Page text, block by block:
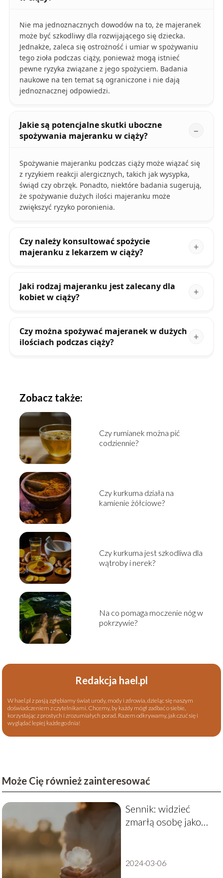
Nie ma jednoznacznych dowodów na to, że majeranek
może być szkodliwy dla rozwijającego się dziecka.
Jednakże, zaleca się ostrożność i umiar w spożywaniu
tego zioła podczas ciąży, ponieważ mogą istnieć
pewne ryzyka związane z jego spożyciem. Badania
naukowe na ten temat są ograniczone i nie dają
jednoznacznej odpowiedzi.
Jakie są potencjalne skutki uboczne
spożywania majeranku w ciąży?
Spożywanie majeranku podczas ciąży może wiązać się
z ryzykiem reakcji alergicznych, takich jak wysypka,
świąd czy obrzęk. Ponadto, niektóre badania sugerują,
że spożywanie dużych ilości majeranku może
zwiększyć ryzyko poronienia.
Czy należy konsultować spożycie
majeranku z lekarzem w ciąży?
Jaki rodzaj majeranku jest zalecany dla
kobiet w ciąży?
Czy można spożywać majeranek w dużych
ilościach podczas ciąży?
Zobacz także:
Czy rumianek można pić
codziennie?
Czy kurkuma działa na
kamienie żółciowe?
Czy kurkuma jest szkodliwa dla
wątroby i nerek?
Na co pomaga moczenie nóg w
pokrzywie?
Redakcja hael.pl
W hael.pl z pasją zgłębiamy świat urody, mody i zdrowia, dzieląc się naszym
doświadczeniem z czytelnikami. Chcemy, by każdy mógł zadbać o siebie,
korzystając z prostych i zrozumiałych porad. Razem odkrywamy, jak czuć się i
wyglądać lepiej każdego dnia!
Może Cię również zainteresować
Sennik: widzieć
zmarłą osobę jako
2024-03-06